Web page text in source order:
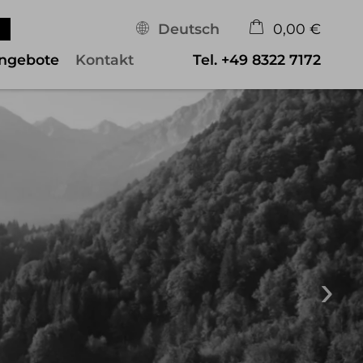
Kontakt
Deutsch
Tel. +49 8322 7172
0,00 €
×
Warenkorb ist leer